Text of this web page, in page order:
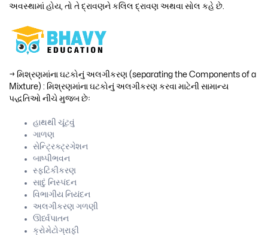
અવસ્થામાં હોય, તો તે દ્રાવણને કલિલ દ્રાવણ અથવા સોલ કહે છે.
→ મિશ્રણમાંના ઘટકોનું અલગીકરણ (separating the Components of a
Mixture) : મિશ્રણમાંના ઘટકોનું અલગીકરણ કરવા માટેની સામાન્ય
પદ્ધતિઓ નીચે મુજબ છેઃ
હાથથી ચૂંટવું
ગાળણ
સેન્ટ્રિક્ટ્રગેશન
બાષ્પીભવન
સ્ફટિકીકરણ
સાદું નિસ્પંદન
વિભાગીય નિયંદન
અલગીકરણ ગળણી
ઊર્ધ્વપાતન
ક્રોમેટોગ્રાફી